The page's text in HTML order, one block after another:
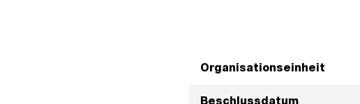
Organisationseinheit
Beschlussdatum